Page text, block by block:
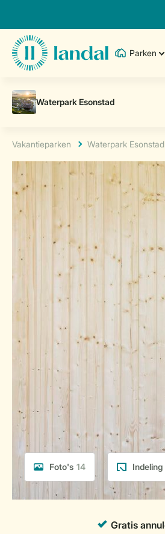
Parken
Vakantieparken Waterpark Esonstad
Foto's 14 Indeling